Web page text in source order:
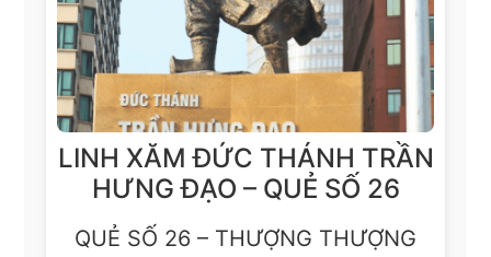
LINH XĂM ĐỨC THÁNH TRẦN
HƯNG ĐẠO – QUẺ SỐ 26
QUẺ SỐ 26 – THƯỢNG THƯỢNG